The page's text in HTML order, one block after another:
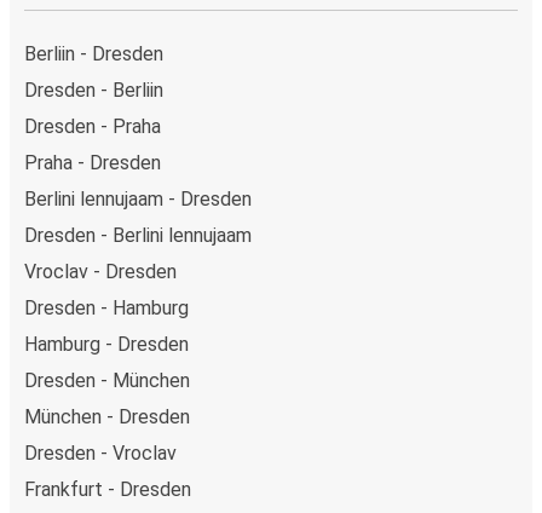
Berliin - Dresden
Dresden - Berliin
Dresden - Praha
Praha - Dresden
Berlini lennujaam - Dresden
Dresden - Berlini lennujaam
Vroclav - Dresden
Dresden - Hamburg
Hamburg - Dresden
Dresden - München
München - Dresden
Dresden - Vroclav
Frankfurt - Dresden